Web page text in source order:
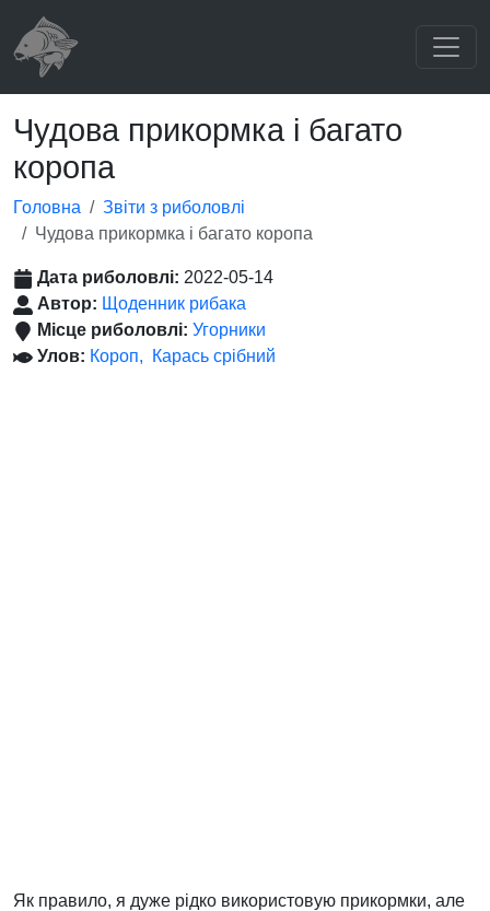
Чудова прикормка і багато
коропа
Головна
Звіти з риболовлі
Чудова прикормка і багато коропа
Дата риболовлі: 2022-05-14
Автор: Щоденник рибака
Місце риболовлі: Угорники
Улов: Короп Карась срібний
Як правило, я дуже рідко використовую прикормки, але